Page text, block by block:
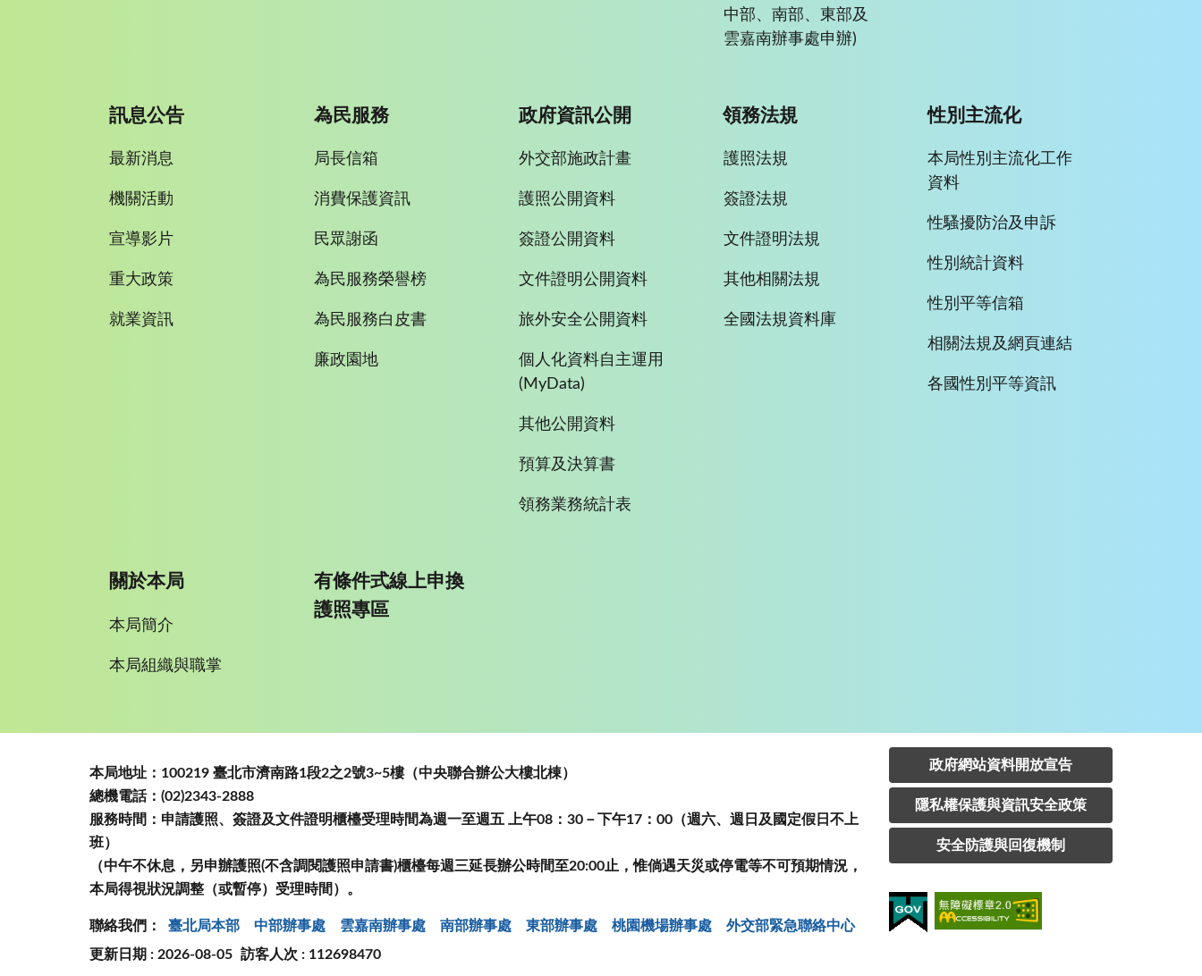
中部、南部、東部及
雲嘉南辦事處申辦)
訊息公告
最新消息
機關活動
宣導影片
重大政策
就業資訊
為民服務
局長信箱
消費保護資訊
民眾謝函
為民服務榮譽榜
為民服務白皮書
廉政園地
政府資訊公開
外交部施政計畫
護照公開資料
簽證公開資料
文件證明公開資料
旅外安全公開資料
個人化資料自主運用
(MyData)
其他公開資料
預算及決算書
領務業務統計表
領務法規
護照法規
簽證法規
文件證明法規
其他相關法規
全國法規資料庫
性別主流化
本局性別主流化工作
資料
性騷擾防治及申訴
性別統計資料
性別平等信箱
相關法規及網頁連結
各國性別平等資訊
關於本局
本局簡介
本局組織與職掌
有條件式線上申換
護照專區
本局地址：100219 臺北市濟南路1段2之2號3~5樓（中央聯合辦公大樓北棟）
總機電話：(02)2343-2888
服務時間：申請護照、簽證及文件證明櫃檯受理時間為週一至週五 上午08：30－下午17：00（週六、週日及國定假日不上
班）
（中午不休息，另申辦護照(不含調閱護照申請書)櫃檯每週三延長辦公時間至20:00止，惟倘遇天災或停電等不可預期情況，
本局得視狀況調整（或暫停）受理時間）。
聯絡我們： 臺北局本部 中部辦事處 雲嘉南辦事處 南部辦事處 東部辦事處 桃園機場辦事處
外交部緊急聯絡中⼼
更新日期 : 2026-08-05 訪客人次 : 112698470
政府網站資料開放宣告
隱私權保護與資訊安全政策
安全防護與回復機制